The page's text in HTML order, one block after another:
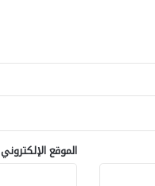
الموقع الإلكتروني